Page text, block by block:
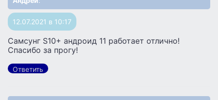
12.07.2021 в 10:17
Самсунг S10+ андроид 11 работает отлично!
Спасибо за прогу!
Ответить